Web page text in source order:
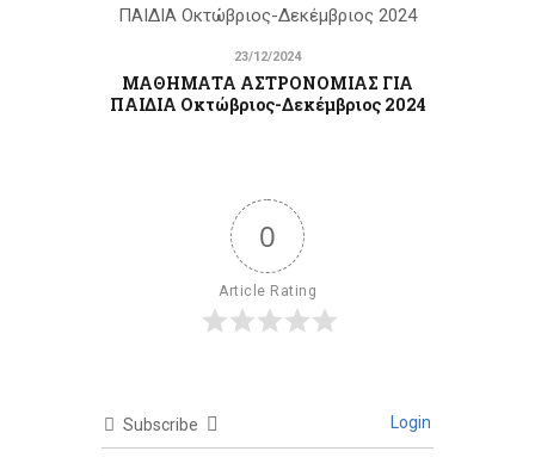
23/12/2024
ΜΑΘΗΜΑΤΑ ΑΣΤΡΟΝΟΜΙΑΣ ΓΙΑ
ΠΑΙΔΙΑ Οκτώβριος-Δεκέμβριος 2024
0
Article Rating
Subscribe Login